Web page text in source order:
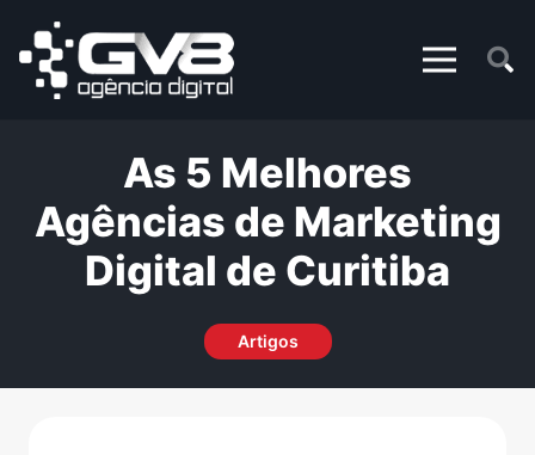
As 5 Melhores
Agências de Marketing
Digital de Curitiba
Artigos